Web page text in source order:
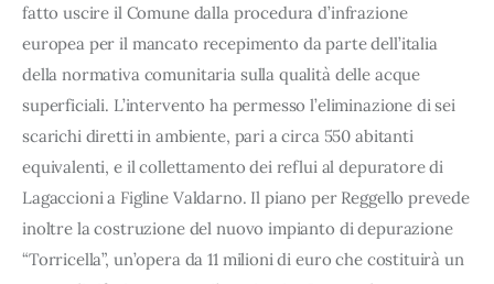
fatto uscire il Comune dalla procedura d’infrazione
europea per il mancato recepimento da parte dell’italia
della normativa comunitaria sulla qualità delle acque
superficiali. L’intervento ha permesso l’eliminazione di sei
scarichi diretti in ambiente, pari a circa 550 abitanti
equivalenti, e il collettamento dei reflui al depuratore di
Lagaccioni a Figline Valdarno. Il piano per Reggello prevede
inoltre la costruzione del nuovo impianto di depurazione
“Torricella”, un’opera da 11 milioni di euro che costituirà un